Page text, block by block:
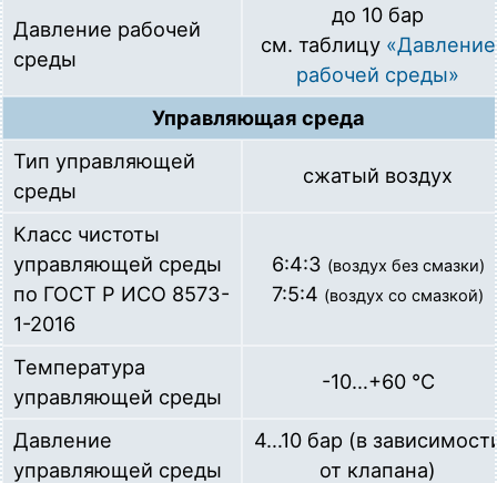
Давление рабочей
среды
до 10 бар
см. таблицу «Давление
рабочей среды»
Управляющая среда
Тип управляющей
среды
сжатый воздух
Класс чистоты
управляющей среды
по ГОСТ Р ИСО 8573-
1-2016
6:4:3 (воздух без смазки)
7:5:4 (воздух со смазкой)
Температура
управляющей среды
-10…+60 °С
Давление
управляющей среды
4…10 бар (в
от клапана)